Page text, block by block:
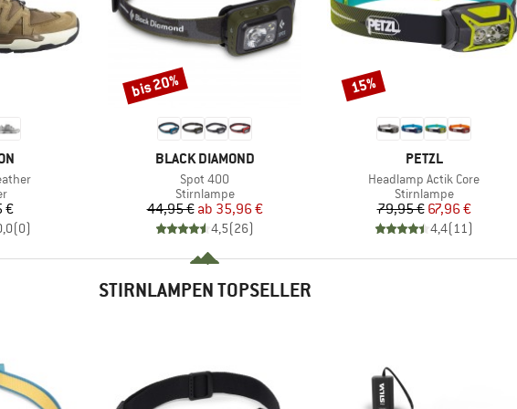
€
(0)
MARKE
BLACK DIAMOND
Artikel
Spot 400
Produktgruppe
Stirnlampe
Preis
44,95 € reduzierter Preis
ab 35,96 €
4,5(26)
Rabatt
bis 20%
MARKE
PETZL
Artikel
Headlamp Actik Core
Produktgruppe
Stirnlampe
Preis
79,95 €reduzierter Preis
67,96 €
4,4(11)
Rabatt
15%
STIRNLAMPEN TOPSELLER